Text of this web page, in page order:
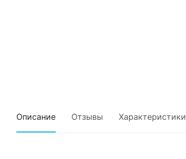
Описание Отзывы Характеристики